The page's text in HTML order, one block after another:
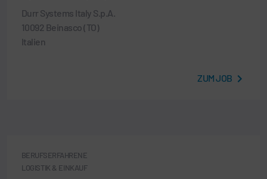
Durr Systems Italy S.p.A.
10092 Beinasco (TO)
Italien
ZUM JOB
BERUFSERFAHRENE
LOGISTIK & EINKAUF